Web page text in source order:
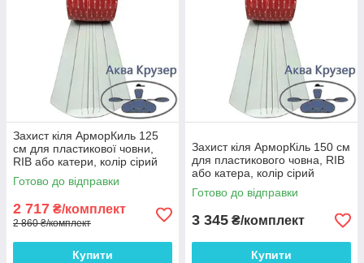
Установка не вимагає часу для затвердіння;
Завдяки клейовій основі 3М VHB довговічне
прилипання до практично всіх видів поверхні
(склопластик, алюміній, дерево та ін.);
Вибір кольору (сірий, чорний) та необхідної довжини
для Вашого судна.
Дивіться докладну інструкцію щодо встановлення АрморКіль
Виробник: Аква Крузер, Україна.
Захист кіля АрморКиль 125
см для пластикової човни,
RIB або катери, колір сірий
Готово до відправки
2 717 ₴/комплект
2 860 ₴/комплект
Купити
Захист кіля АрморКіль 150 см
для пластикового човна, RIB
або катера, колір сірий
Готово до відправки
3 345 ₴/комплект
Купити